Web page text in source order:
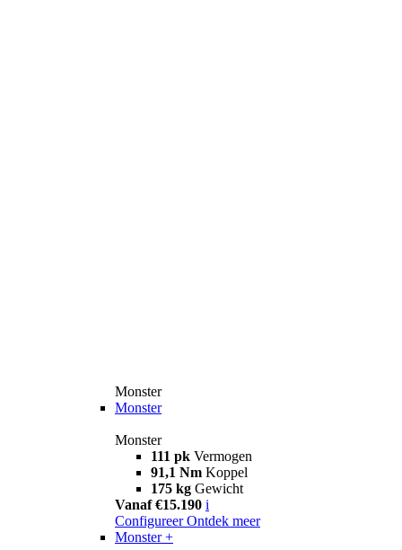
Monster
Monster
Monster
111 pk Vermogen
91,1 Nm Koppel
175 kg Gewicht
Vanaf €15.190 i
Configureer Ontdek meer
Monster +